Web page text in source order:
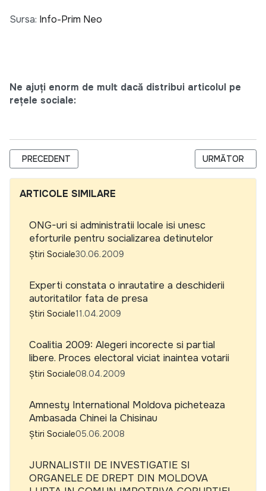
Sursa: Info-Prim Neo
Ne ajuți enorm de mult dacă distribui articolul pe
rețele sociale:
ARTICOL PRECEDENT: VIITORUL PARLAMENT VA AVEA
PRECEDENT ARTICOLUL
URMĂTOR
ARTICOLE SIMILARE
ONG-uri si administratii locale isi unesc
eforturile pentru socializarea detinutelor
Știri Sociale30.06.2009
Experti constata o inrautatire a deschiderii
autoritatilor fata de presa
Știri Sociale11.04.2009
Coalitia 2009: Alegeri incorecte si partial
libere. Proces electoral viciat inaintea votarii
Știri Sociale08.04.2009
Amnesty International Moldova picheteaza
Ambasada Chinei la Chisinau
Știri Sociale05.06.2008
JURNALISTII DE INVESTIGATIE SI
ORGANELE DE DREPT DIN MOLDOVA